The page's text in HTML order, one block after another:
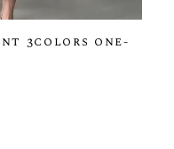
3colors one-